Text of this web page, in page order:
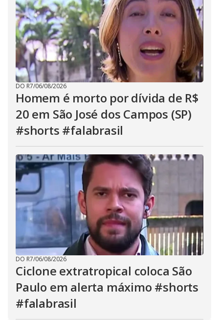
DO R7/06/08/2026
Homem é morto por dívida de R$
20 em São José dos Campos (SP)
#shorts #falabrasil
DO R7/06/08/2026
Ciclone extratropical coloca São
Paulo em alerta máximo #shorts
#falabrasil